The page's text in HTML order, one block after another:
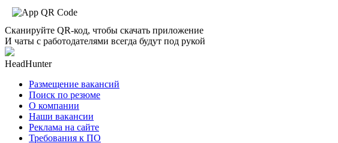
Сканируйте QR-код, чтобы скачать приложение
И чаты с работодателями всегда будут под рукой
HeadHunter
Размещение вакансий
Поиск по резюме
О компании
Наши вакансии
Реклама на сайте
Требования к ПО